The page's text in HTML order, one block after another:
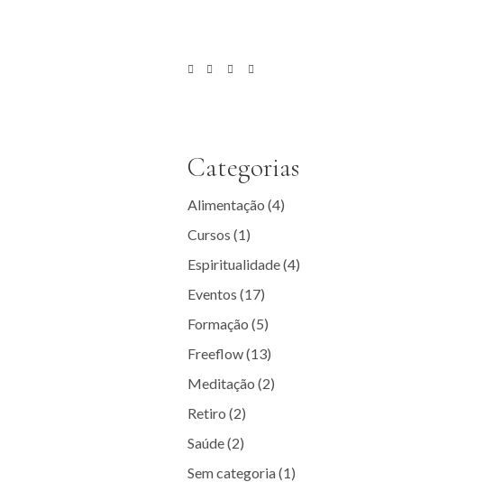
Categorias
Alimentação (4)
Cursos (1)
Espiritualidade(4)
Eventos (17)
Formação (5)
Freeflow(13)
Meditação (2)
Retiro (2)
Saúde(2)
Sem categoria(1)